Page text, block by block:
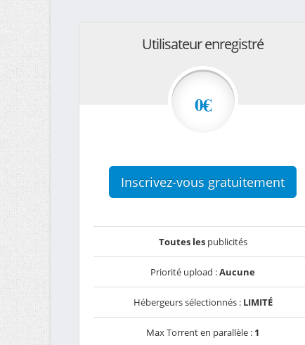
Utilisateur enregistré
0€
Inscrivez-vous gratuitement
Toutes lespublicités
Priorité upload :Aucune
Hébergeurs sélectionnés : LIMITÉ
Max Torrent en parallèle : 1